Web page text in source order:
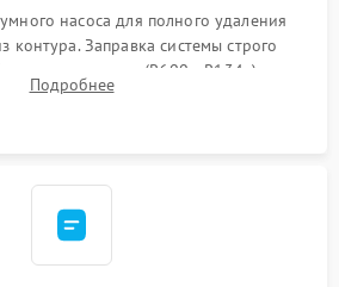
насоса для полного удаления
контура. Заправка системы строго
хладагента (R600a, R134a) по
рабочего давления в системе.
Подробнее